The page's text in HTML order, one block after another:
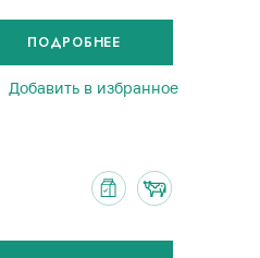
Добавить в избранное